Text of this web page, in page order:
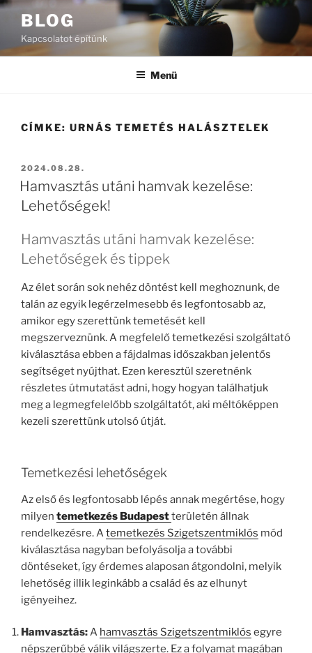
Tartalomhoz
BLOG
Kapcsolatot építünk
Menü
CÍMKE: URNÁS TEMETÉS HALÁSZTELEK
BEKÜLDVE:
2024.08.28.
Hamvasztás utáni hamvak kezelése:
Lehetőségek!
Hamvasztás utáni hamvak kezelése:
Lehetőségek és tippek
Az élet során sok nehéz döntést kell meghoznunk, de
talán az egyik legérzelmesebb és legfontosabb az,
amikor egy szerettünk temetését kell
megszerveznünk. A megfelelő temetkezési szolgáltató
kiválasztása ebben a fájdalmas időszakban jelentős
segítséget nyújthat. Ezen keresztül szeretnénk
részletes útmutatást adni, hogy hogyan találhatjuk
meg a legmegfelelőbb szolgáltatót, aki méltóképpen
kezeli szerettünk utolsó útját.
Temetkezési lehetőségek
Az első és legfontosabb lépés annak megértése, hogy
milyen temetkezés Budapestterületén állnak
rendelkezésre. Atemetkezés Szigetszentmiklós mód
kiválasztása nagyban befolyásolja a további
döntéseket, így érdemes alaposan átgondolni, melyik
lehetőség illik leginkább a család és az elhunyt
igényeihez.
Hamvasztás:A hamvasztás Szigetszentmiklós egyre
népszerűbbé válik világszerte. Ez a folyamat magában